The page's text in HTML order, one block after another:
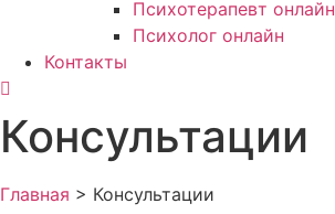
Психотерапевт онлайн
Психолог онлайн
Контакты
Консультации
Главная > Консультации